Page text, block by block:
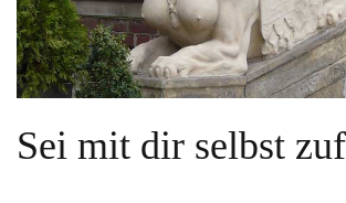
Sei mit dir selbst